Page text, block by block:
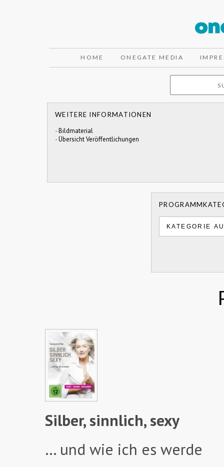
HOME ONEGATE MEDIA
WEITERE INFORMATIONEN
-Bildmaterial
-Übersicht Veröffentlichungen
Silber, sinnlich, sexy
… und wie ich es werde